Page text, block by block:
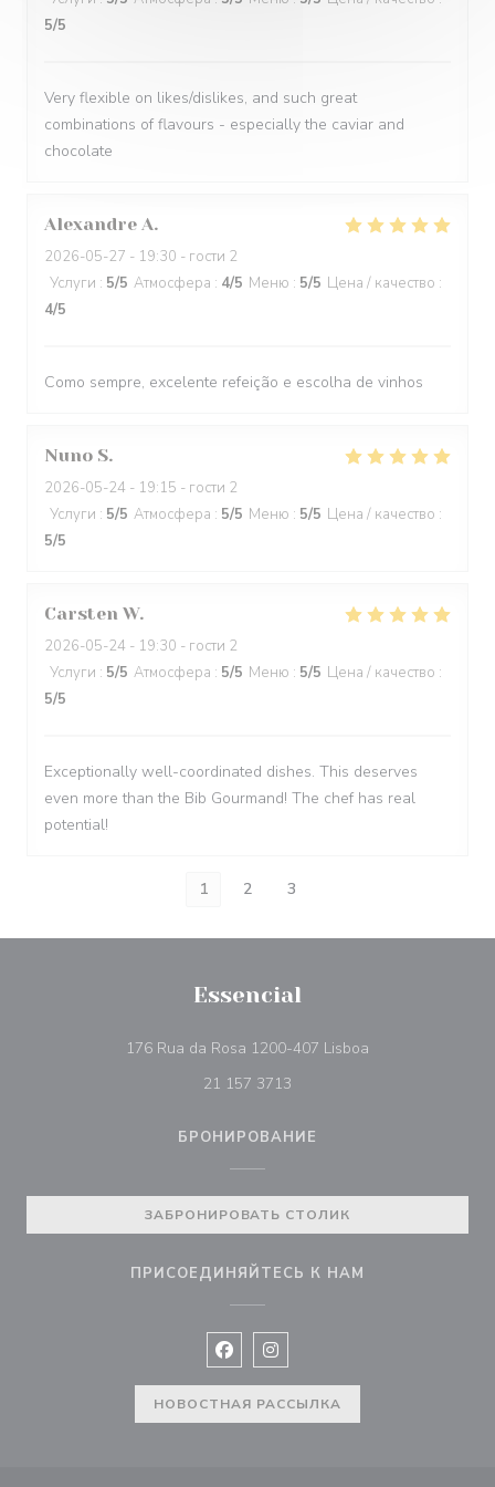
5/5
Very flexible on likes/dislikes, and such great
combinations of flavours - especially the caviar and
chocolate
Alexandre A
2026-05-27 - 19:30 - гости 2
Услуги : 5/5 Атмосфера : 4/5 Меню : 5/5 Цена / качество :
4/5
Como sempre, excelente refeição e escolha de vinhos
Nuno S
2026-05-24 - 19:15 - гости 2
Услуги : 5/5 Атмосфера : 5/5 Меню : 5/5 Цена / качество :
5/5
Carsten W
2026-05-24 - 19:30 - гости 2
Услуги : 5/5 Атмосфера : 5/5 Меню : 5/5 Цена / качество :
5/5
Exceptionally well-coordinated dishes. This deserves
even more than the Bib Gourmand! The chef has real
potential!
1 2 3
Essencial
176 Rua da Rosa 1200-407 Lisboa
21 157 3713
БРОНИРОВАНИЕ
ЗАБРОНИРОВАТЬ СТОЛИК
ПРИСОЕДИНЯЙТЕСЬ К НАМ
Facebook ((открывается в новом
Instagram ((открывается в
НОВОСТНАЯ РАССЫЛКА